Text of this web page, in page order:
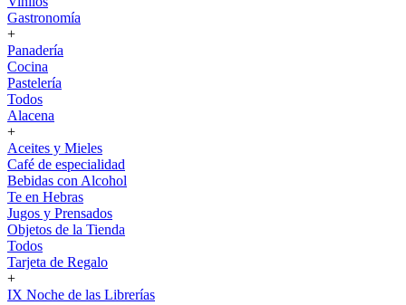
Gastronomía
+
Panadería
Cocina
Pastelería
Todos
Alacena
+
Aceites y Mieles
Café de especialidad
Bebidas con Alcohol
Te en Hebras
Jugos y Prensados
Objetos de la Tienda
Todos
Tarjeta de Regalo
+
IX Noche de las Librerías